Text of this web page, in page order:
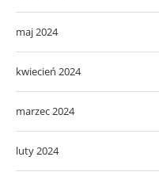
maj 2024
kwiecień 2024
marzec 2024
luty 2024